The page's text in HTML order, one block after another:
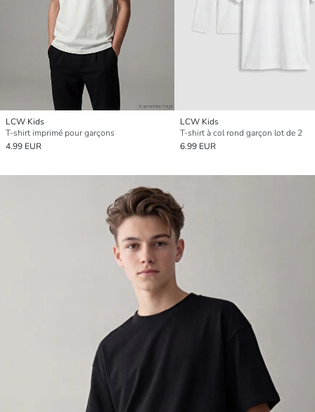
LCW Kids
T-shirt imprimé pour garçons
4.99 EUR
LCW Kids
T-shirt à col rond garçon lot de 2
6.99 EUR